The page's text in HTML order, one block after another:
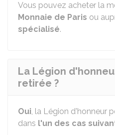
Vous pouvez acheter la
Monnaie de Paris ou
spécialisé.
La Légion
retirée ?
Oui, la Légion d'honneur
dans l'un des cas